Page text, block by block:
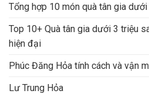
Tổng hợp 10 món quà tân gia
Top 10+ Quà tân gia dưới 3 triệu
hiện đại
Phúc Đăng Hỏa tính cách và vận
Lư Trung Hỏa